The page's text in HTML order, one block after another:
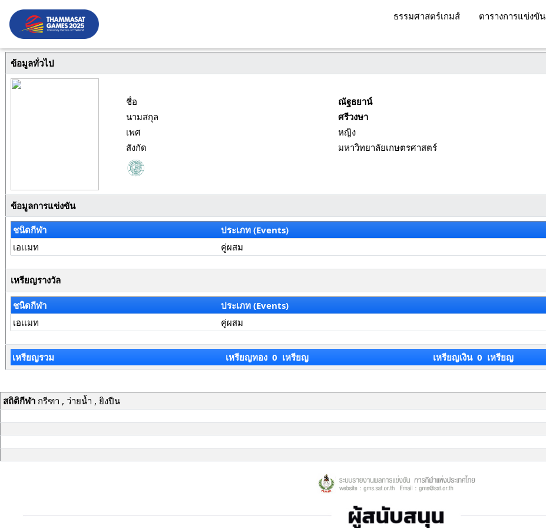
ธรรมศาสตร์เกมส์ ตารางการแข่งขัน
ข้อมูลทั่วไป
ชื่อ
ณัฐธยาน์
นามสกุล
ศรีวงษา
เพศ
หญิง
สังกัด
มหาวิทยาลัยเกษตรศาสตร์
ข้อมูลการแข่งขัน
ชนิดกีฬา
ประเภท (Events)
เอเเมท
คู่ผสม
เหรียญรางวัล
ชนิดกีฬา ประเภท (Events)
เอเเมท
คู่ผสม
เหรียญรวม เหรียญทอง 0 เหรียญ เหรียญเงิน 0 เหรียญ
สถิติกีฬากรีฑา , ว่ายน้ำ , ยิงปืน